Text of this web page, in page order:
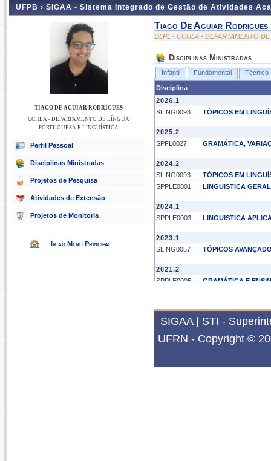
UFPB › SIGAA - Sistema Integrado de Gestão de Atividades
TIAGO DE AGUIAR RODRIGUES
CCHLA - DEPARTAMENTO DE LÍNGUA
PORTUGUESA E LINGUÍSTICA
Perfil Pessoal
Disciplinas Ministradas
Projetos de Pesquisa
Atividades de Extensão
Projetos de Monitoria
Ir ao Menu Principal
Tiago De Aguiar Rodrigues
DLPL - CCHLA - DEPARTAMENTO
Disciplinas Ministradas
Infantil Fundamental Técnico
Disciplina
2026.1
SLING0093
TÓPICOS EM
2025.2
SPFL0027
GRAMÁTICA,
2024.2
SLING0093
TÓPICOS EM
SPPLE0001
LINGUISTICA GERAL
2024.1
SPPLE0003
LINGUISTICA
2023.1
SLING0057
TÓPICOS
2021.2
SPPLE0005
GRAMÁTICA E
SIGAA | STI -
UFRN - Copyright ©